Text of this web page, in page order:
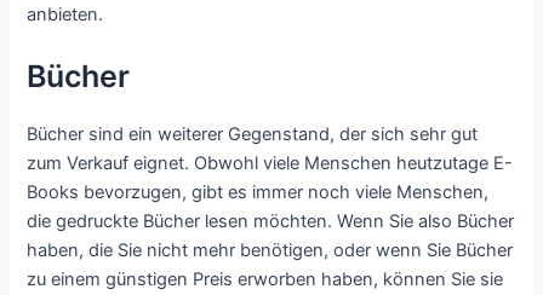
anbieten.
Bücher
Bücher sind ein weiterer Gegenstand, der sich sehr gut
zum Verkauf eignet. Obwohl viele Menschen heutzutage E-
Books bevorzugen, gibt es immer noch viele Menschen,
die gedruckte Bücher lesen möchten. Wenn Sie also Bücher
haben, die Sie nicht mehr benötigen, oder wenn Sie Bücher
zu einem günstigen Preis erworben haben, können Sie sie